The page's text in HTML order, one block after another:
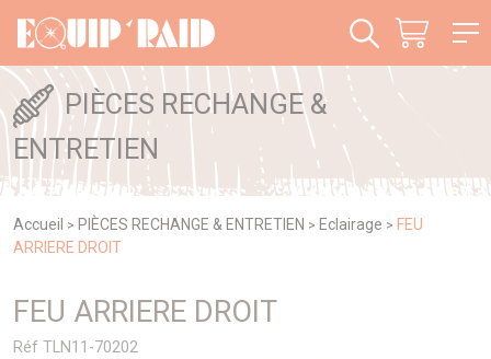
PIÈCES RECHANGE &
ENTRETIEN
Accueil > PIÈCES RECHANGE & ENTRETIEN > Eclairage > FEU
ARRIERE DROIT
FEU ARRIERE DROIT
Réf TLN11-70202
Panneau de gestion des cookies